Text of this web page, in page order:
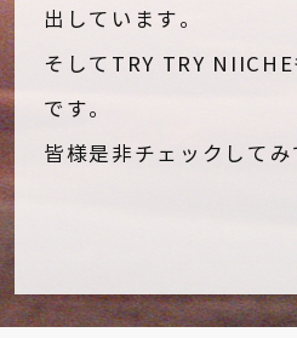
出しています。
そしてTRY TRY
です。
皆様是非チェックしてみ